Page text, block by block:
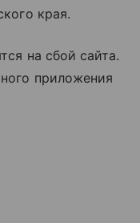
края.
на сбой сайта.
приложения